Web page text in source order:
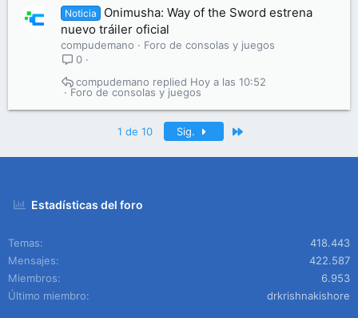
Noticia
Onimusha: Way of the Sword estrena
nuevo tráiler oficial
compudemano
Foro de consolas y juegos
0
Foro de consolas y juegos
Hoy a las 10:52
compudemano
1 de 10 Sig.
Estadísticas del foro
Temas
418.443
Mensajes
422.587
Miembros
6.953
Último miembro
drkrishnakishore